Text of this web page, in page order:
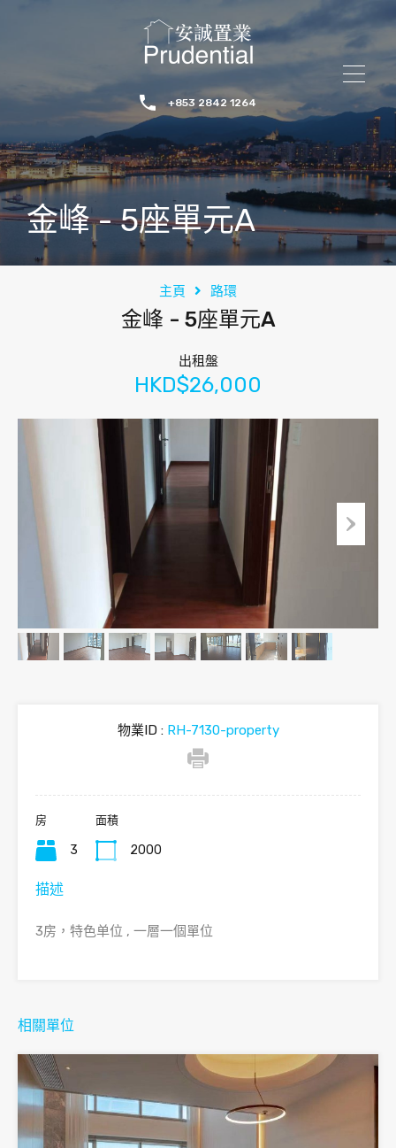
+853 2842 1264
金峰 - 5座單元A
主頁 路環
金峰 - 5座單元A
出租盤
HKD$26,000
物業ID :RH-7130-property
房
3
面積
2000
描述
3房，特色单位 , 一層一個單位
相關單位